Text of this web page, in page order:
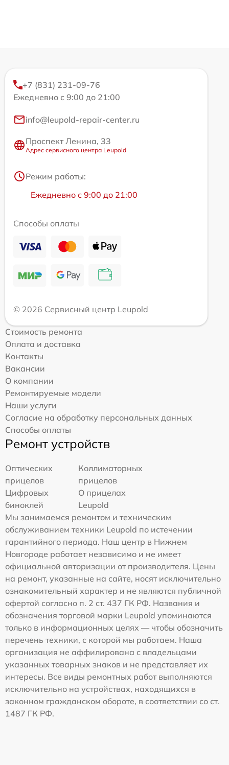
+7 (831) 231-09-76
Ежедневно с 9:00 до 21:00
info@leupold-repair-center.ru
Проспект Ленина, 33
Адрес сервисного центра Leupold
Режим работы:
Ежедневно с 9:00 до 21:00
Способы оплаты
© 2026 Сервисный центр Leupold
Стоимость ремонта
Оплата и доставка
Контакты
Вакансии
О компании
Ремонтируемые модели
Наши услуги
Согласие на обработку персональных данных
Способы оплаты
Ремонт устройств
Оптических
прицелов
Коллиматорных
прицелов
Цифровых
биноклей
О прицелах
Leupold
Мы занимаемся ремонтом и техническим
обслуживанием техники Leupold по истечении
гарантийного периода. Наш центр в Нижнем
Новгороде работает независимо и не имеет
официальной авторизации от производителя. Цены
на ремонт, указанные на сайте, носят исключительно
ознакомительный характер и не являются публичной
офертой согласно п. 2 ст. 437 ГК РФ. Названия и
обозначения торговой марки Leupold упоминаются
только в информационных целях — чтобы обозначить
перечень техники, с которой мы работаем. Наша
организация не аффилирована с владельцами
указанных товарных знаков и не представляет их
интересы. Все виды ремонтных работ выполняются
исключительно на устройствах, находящихся в
законном гражданском обороте, в соответствии со ст.
1487 ГК РФ.